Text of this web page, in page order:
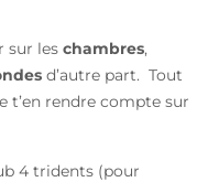
sur les chambres,
d’autre part. Tout
t’en rendre compte sur
4 tridents (pour